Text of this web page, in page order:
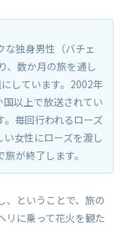
な独身男性（バチェ
、数か月の旅を通し
しています。2002年
以上で放送されてい
毎回行われるローズ
女性にローズを渡し
が終了します。
、ということで、旅の
リに乗って花火を観た